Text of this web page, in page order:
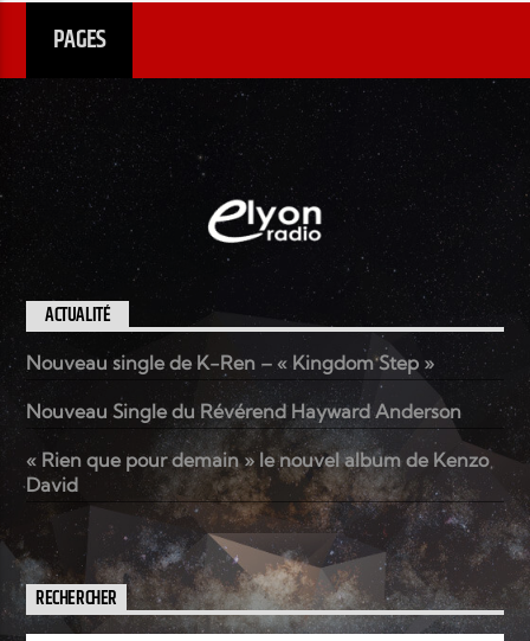
PAGES
ACTUALITÉ
Nouveau single de K-Ren – « Kingdom Step »
Nouveau Single du Révérend Hayward Anderson
« Rien que pour demain » le nouvel album de Kenzo
David
RECHERCHER